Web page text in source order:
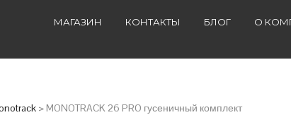
МАГАЗИН КОНТАКТЫ БЛОГ О
> MONOTRACK 26 PRO гусеничный комплект